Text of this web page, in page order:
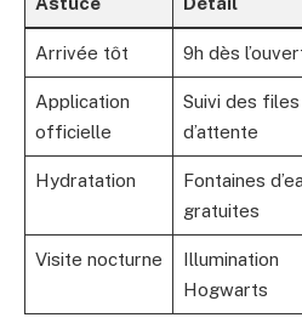
Arrivée tôt 9h dès
Application
officielle
Suivi des files
d’attente
Hydratation
Fontaines
gratuites
Visite nocturne
Illumination
Hogwarts